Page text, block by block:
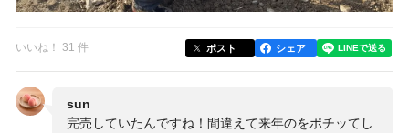
いいね！ 31 件 ポスト シェア
sun
完売していたんですね！間違えて来年のをポチッてし